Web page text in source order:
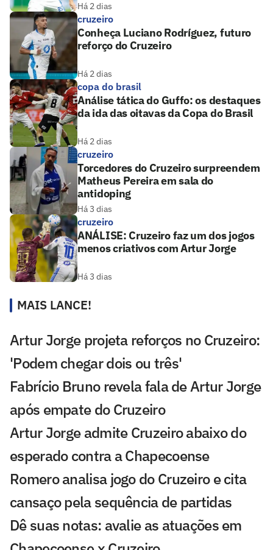
Há 2 dias
cruzeiro
Conheça Luciano Rodríguez, futuro
reforço do Cruzeiro
Há 2 dias
copa do brasil
Análise tática do Guffo: os destaques
da ida das oitavas da Copa do Brasil
Há 2 dias
cruzeiro
Torcedores do Cruzeiro surpreendem
Matheus Pereira em sala do
antidoping
Há 3 dias
cruzeiro
ANÁLISE: Cruzeiro faz um dos jogos
menos criativos com Artur Jorge
Há 3 dias
MAIS LANCE!
Artur Jorge projeta reforços no Cruzeiro:
'Podem chegar dois ou três'
Fabrício Bruno revela fala de Artur Jorge
após empate do Cruzeiro
Artur Jorge admite Cruzeiro abaixo do
esperado contra a Chapecoense
Romero analisa jogo do Cruzeiro e cita
cansaço pela sequência de partidas
Dê suas notas: avalie as atuações em